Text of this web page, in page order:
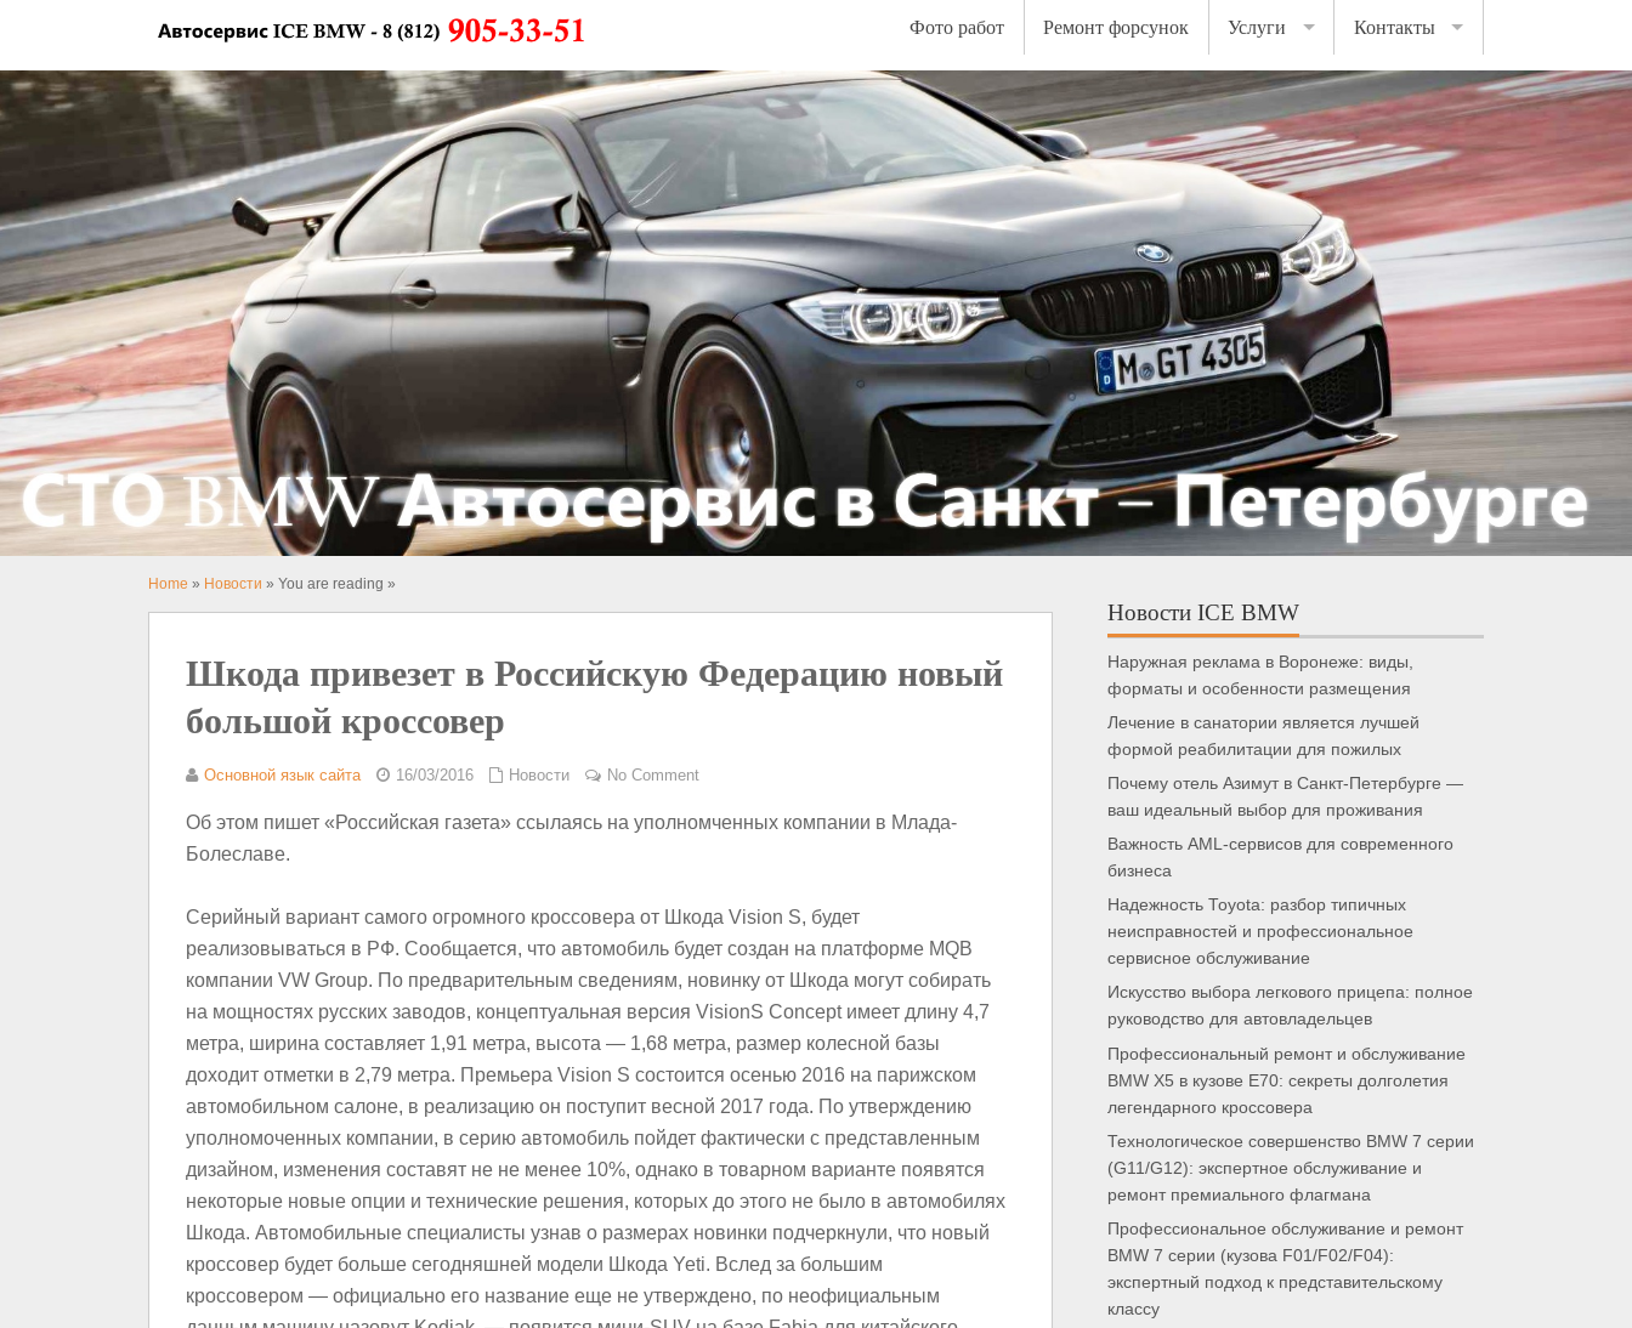
Фото работ Ремонт форсунок Услуги Контакты
Home » Новости » You are reading »
Шкода привезет в Российскую Федерацию новый
большой кроссовер
Основной язык сайта 16/03/2016 Новости No Comment
Об этом пишет «Российская газета» ссылаясь на уполномченных компании в Млада-
Болеславе.
Серийный вариант самого огромного кроссовера от Шкода Vision S, будет
реализовываться в РФ. Сообщается, что автомобиль будет создан на платформе MQB
компании VW Group. По предварительным сведениям, новинку от Шкода могут собирать
на мощностях русских заводов, концептуальная версия VisionS Concept имеет длину 4,7
метра, ширина составляет 1,91 метра, высота — 1,68 метра, размер колесной базы
доходит отметки в 2,79 метра. Премьера Vision S состоится осенью 2016 на парижском
автомобильном салоне, в реализацию он поступит весной 2017 года. По утверждению
уполномоченных компании, в серию автомобиль пойдет фактически с представленным
дизайном, изменения составят не не менее 10%, однако в товарном варианте появятся
некоторые новые опции и технические решения, которых до этого не было в автомобилях
Шкода. Автомобильные специалисты узнав о размерах новинки подчеркнули, что новый
кроссовер будет больше сегодняшней модели Шкода Yeti. Вслед за большим
кроссовером — официально его название еще не утверждено, по неофициальным
Новости ICE BMW
Наружная реклама в Воронеже: виды,
форматы и особенности размещения
Лечение в санатории является лучшей
формой реабилитации для пожилых
Почему отель Азимут в Санкт-Петербурге —
ваш идеальный выбор для проживания
Важность AML-сервисов для современного
бизнеса
Надежность Toyota: разбор типичных
неисправностей и профессиональное
сервисное обслуживание
Искусство выбора легкового прицепа: полное
руководство для автовладельцев
Профессиональный ремонт и обслуживание
BMW X5 в кузове E70: секреты долголетия
легендарного кроссовера
Технологическое совершенство BMW 7 серии
(G11/G12): экспертное обслуживание и
ремонт премиального флагмана
Профессиональное обслуживание и ремонт
BMW 7 серии (кузова F01/F02/F04):
экспертный подход к представительскому
классу